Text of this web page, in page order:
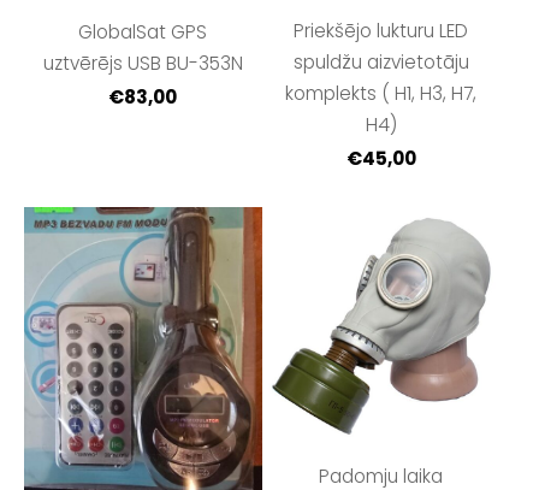
GlobalSat GPS
uztvērējs USB BU-353N
€83,00
Priekšējo lukturu LED
spuldžu aizvietotāju
komplekts ( H1, H3, H7,
H4)
€45,00
Padomju laika